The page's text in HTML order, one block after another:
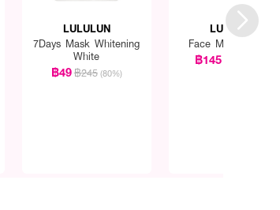
LULULUN
7Days Mask Whitening
White
฿49฿245 (80%)
LULULUN
Face Mask Kabosu
฿145